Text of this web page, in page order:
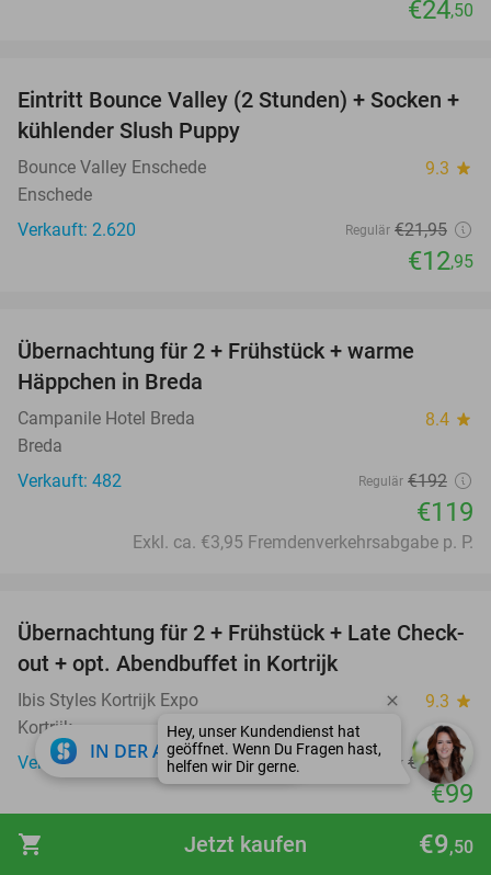
shopping_cart €9,50
Jetzt kaufen
€24,50
41%
Eintritt Bounce Valley (2 Stunden) + Socken +
kühlender Slush Puppy
Bounce Valley Enschede 9.3 star
Enschede
Verkauft: 2.620
Regulär €21,95
€12,95
Übernachtung für 2 + Frühstück + warme
Häppchen in Breda
Campanile Hotel Breda 8.4 star
Breda
Verkauft: 482
Regulär €192
€119
Exkl. ca. €3,95 Fremdenverkehrsabgabe p. P.
49%
Übernachtung für 2 + Frühstück + Late Check-
out + opt. Abendbuffet in Kortrijk
Ibis Styles Kortrijk Expo 9.3 star
Kortrijk
Verkauft: 106
Regulär €193
€99
favorite_border
IN DER APP ÖFFNEN close